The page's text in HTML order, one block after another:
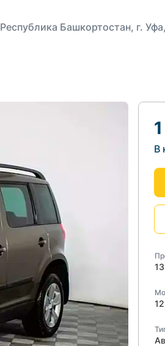
Республика Башкортостан, г.
В